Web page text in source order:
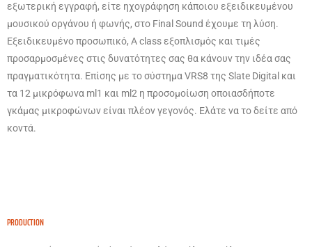
εξωτερική εγγραφή, είτε ηχογράφηση κάποιου εξειδικευμένου
μουσικού οργάνου ή φωνής, στο Final Sound έχουμε τη λύση.
Εξειδικευμένο προσωπικό, Α class εξοπλισμός και τιμές
προσαρμοσμένες στις δυνατότητες σας θα κάνουν την ιδέα σας
πραγματικότητα. Επίσης με το σύστημα VRS8 της Slate Digital και
τα 12 μικρόφωνα ml1 και ml2 η προσομοίωση οποιασδήποτε
γκάμας μικροφώνων είναι πλέον γεγονός. Ελάτε να το δείτε από
κοντά.
PRODUCTION